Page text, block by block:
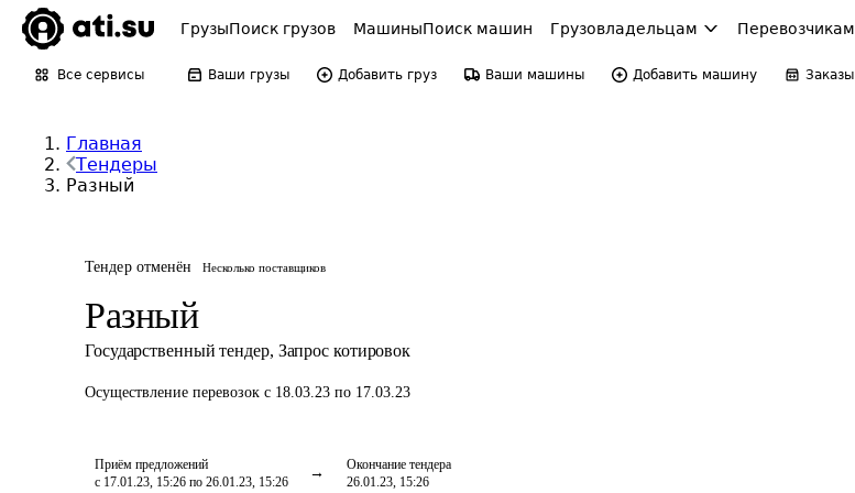
ГрузыПоиск грузов МашиныПоиск машин Грузовладельцам Перевозчикам
Все сервисы Ваши грузы Добавить груз Ваши машины Добавить машину Заказы
Главная
Тендеры
Разный
Тендер отменён Несколько поставщиков
Разный
Государственный тендер, Запрос котировок
Осуществление перевозок с 18.03.23 по 17.03.23
Приём предложений
с 17.01.23, 15:26 по 26.01.23, 15:26
Окончание тендера
26.01.23, 15:26